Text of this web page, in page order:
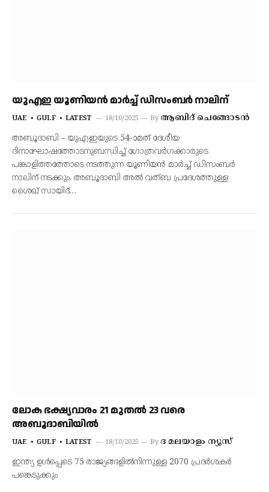
യുഎഇ യൂണിയൻ മാർച്ച് ഡിസംബർ നാലിന്
UAE GULF LATEST 18/10/2025 By ആബിദ് ചെങ്ങോടൻ
അബൂദാബി – യുഎഇയുടെ 54-ാമത് ദേശീയ
ദിനാഘോഷത്തോടനുബന്ധിച്ച് ഗോത്രവർഗക്കാരുടെ
പങ്കാളിത്തത്തോടെ നടത്തുന്ന യൂണിയൻ മാർച്ച് ഡിസംബർ
നാലിന് നടക്കും. അബൂദാബി അൽ വത്ബ പ്രദേശത്തുള്ള
ശൈഖ് സായിദ്…
ലോക ഭക്ഷ്യവാരം 21 മുതൽ 23 വരെ
അബൂദാബിയിൽ
UAE GULF LATEST 18/10/2025 By ദ മലയാളം ന്യൂസ്
ഇന്ത്യ ഉൾപ്പെടെ 75 രാജ്യങ്ങളിൽനിന്നുള്ള 2070 പ്രദർശകർ
പങ്കെടുക്കും